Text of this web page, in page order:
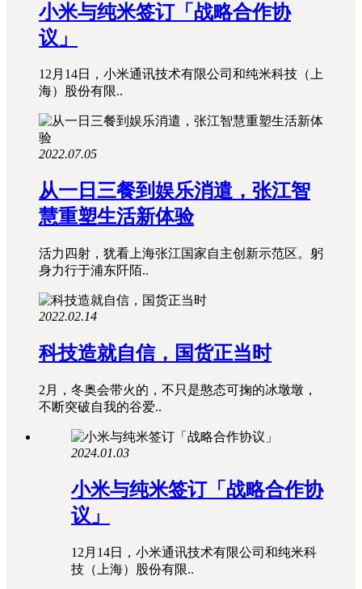
小米与纯米签订「战略合作协
议」
12月14日，小米通讯技术有限公司和纯米科技（上
海）股份有限..
2022.07.05
从一日三餐到娱乐消遣，张江智
慧重塑生活新体验
活力四射，犹看上海张江国家自主创新示范区。躬
身力行于浦东阡陌..
2022.02.14
科技造就自信，国货正当时
2月，冬奥会带火的，不只是憨态可掬的冰墩墩，
不断突破自我的谷爱..
2024.01.03
小米与纯米签订「战略合作协
议」
12月14日，小米通讯技术有限公司和纯米科
技（上海）股份有限..